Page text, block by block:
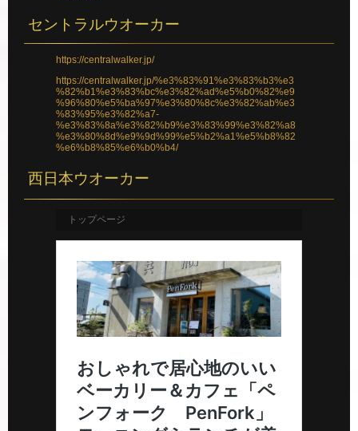
セントラルウオーカー
https://centralwalker.jp/
https://centralwalker.jp/%e3%83%91%e3%83%b3%e3
%82%b1%e3%83%bc%e3%82%ad%e5%b0%82%e9
%96%80%e5%ba%97%e3%80%8c%e3%82%ab%e3
%83%95%e3%82%a7-
%e3%83%8a%e3%82%b9%e3%83%99%e3%82%a8
%e3%80%8d%e9%9d%99%e5%b2%a1%e5%b8%82
%e6%b8%85%e6%b0%b4/
西日本ウオーカー
トップページ